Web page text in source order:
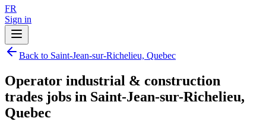
FR
Sign in
Back to Saint-Jean-sur-Richelieu, Quebec
Operator industrial & construction
trades jobs in Saint-Jean-sur-Richelieu,
Quebec